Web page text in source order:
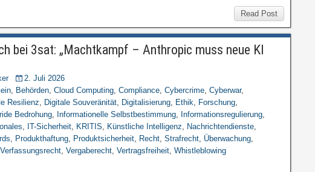
Read Post
bei 3sat: „Machtkampf – Anthropic muss neue KI
2. Juli 2026
, Behörden, Cloud Computing, Compliance, Cybercrime, Cyberwar,
Resilienz, Digitale Souveränität, Digitalisierung, Ethik, Forschung,
Bedrohung, Informationelle Selbstbestimmung, Informationsregulierung,
, IT-Sicherheit, KRITIS, Künstliche Intelligenz, Nachrichtendienste,
, Produkthaftung, Produktsicherheit, Recht, Strafrecht, Überwachung,
Verfassungsrecht, Vergaberecht, Vertragsfreiheit, Whistleblowing